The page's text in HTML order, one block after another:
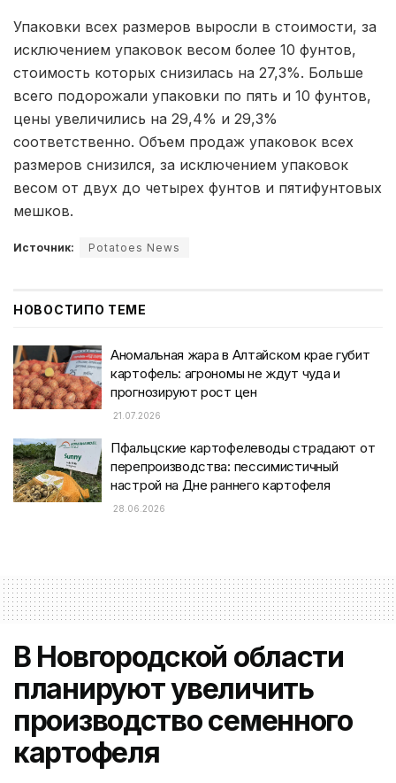
Упаковки всех размеров выросли в стоимости, за
исключением упаковок весом более 10 фунтов,
стоимость которых снизилась на 27,3%. Больше
всего подорожали упаковки по пять и 10 фунтов,
цены увеличились на 29,4% и 29,3%
соответственно. Объем продаж упаковок всех
размеров снизился, за исключением упаковок
весом от двух до четырех фунтов и пятифунтовых
мешков.
Источник: Potatoes News
НОВОСТИ ПО ТЕМЕ
Аномальная жара в Алтайском крае губит
картофель: агрономы не ждут чуда и
прогнозируют рост цен
21.07.2026
Пфальцские картофелеводы страдают от
перепроизводства: пессимистичный
настрой на Дне раннего картофеля
28.06.2026
В Новгородской области
планируют увеличить
производство семенного
картофеля